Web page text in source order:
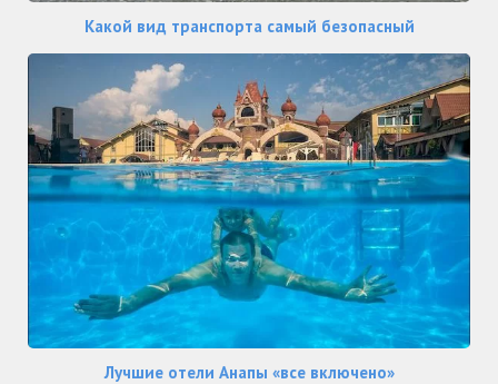
Какой вид транспорта самый безопасный
Лучшие отели Анапы «все включено»